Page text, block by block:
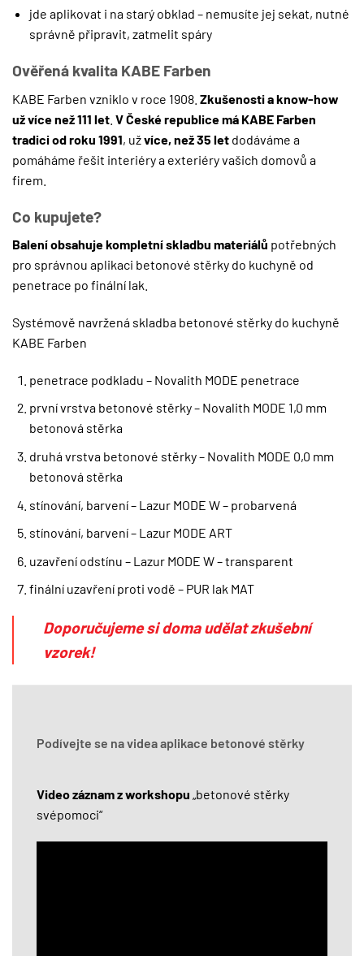
jde aplikovat i na starý obklad – nemusíte jej sekat, nutné
správně připravit, zatmelit spáry
Ověřená kvalita KABE Farben
KABE Farben vzniklo v roce 1908. Zkušenosti a know-how
už více než 111 let V České republice má KABE Farben
tradici od roku 1991, užvíce, než 35 let dodáváme a
pomáháme řešit interiéry a exteriéry vašich domovů a
firem.
Co kupujete?
Balení obsahuje kompletní skladbu materiálů potřebných
pro správnou aplikaci betonové stěrky do kuchyně od
penetrace po finální lak.
Systémově navržená skladba betonové stěrky do kuchyně
KABE Farben
penetrace podkladu – Novalith MODE penetrace
první vrstva betonové stěrky – Novalith MODE 1,0 mm
betonová stěrka
druhá vrstva betonové stěrky – Novalith MODE 0,0 mm
betonová stěrka
stínování, barvení – Lazur MODE W – probarvená
stínování, barvení – Lazur MODE ART
uzavření odstínu – Lazur MODE W – transparent
finální uzavření proti vodě – PUR lak MAT
Doporučujeme si doma udělat zkušební
vzorek!
Podívejte se na videa aplikace betonové stěrky
Video záznam z workshopu „betonové stěrky
svépomoci“